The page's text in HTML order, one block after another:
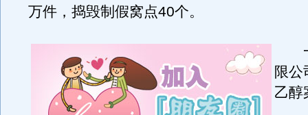
万件，捣毁制假窝点40个。
一
限公
乙醇